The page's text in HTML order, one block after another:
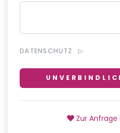
DATENSCHUTZ
Zur Anfrage